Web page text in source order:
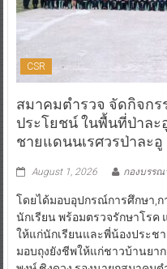
CSR
สมาคมตำรวจ จัดกิจกร
ประโยชน์ ในพื้นที่ป่าละ
ชายแดนนเรศวรป่าละอู
August 1, 2026 กองบรรณ
โดยได้มอบอุปกรณ์การศึกษา,
นักเรียน พร้อมตรวจรักษาโร
ให้แก่นักเรียนและพี่น้องประ
มอบถุงยังชีพให้แก่ชาวบ้านยา